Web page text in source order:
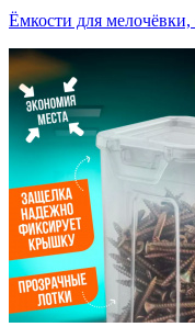
Ёмкости для